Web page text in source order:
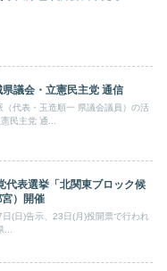
告 pick up ] 茨城県議会・立憲民主党 通信
代表・玉造順一 県議会議員）の活
民主党 通...
表選挙「北関東ブロック候
）開催
(日)告示、23日(月)投開票で行われ